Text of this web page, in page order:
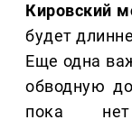
Кировский
будет
Еще одна
обводную
пока